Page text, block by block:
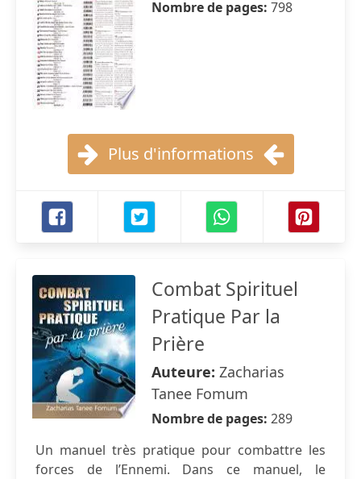
Nombre de pages: 798
Plus d'informations
Combat Spirituel
Pratique Par la
Prière
Auteure: Zacharias
Tanee Fomum
Nombre de pages: 289
Un manuel très pratique pour combattre les
forces de l’Ennemi. Dans ce manuel, le